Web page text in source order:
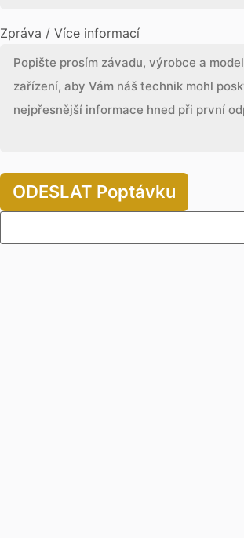
Zpráva / Více informací
ODESLAT Poptávku